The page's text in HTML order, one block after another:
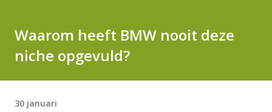
Waarom heeft BMW nooit deze
niche opgevuld?
30 januari